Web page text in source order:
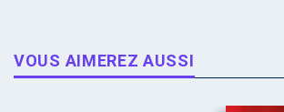
VOUS AIMEREZ AUSSI